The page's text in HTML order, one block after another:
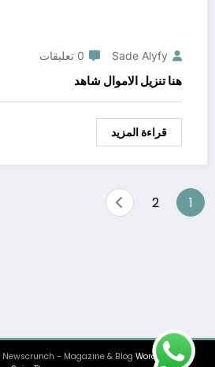
Sade Alyfy 0 تعليقات
هنا تنزيل الاموال شاهد
قراءة المزيد
Posts
1
2
Newscrunch - Magazine & Blog WordPress